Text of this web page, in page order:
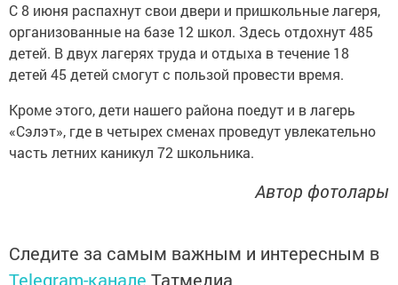
С 8 июня распахнут свои двери и пришкольные лагеря,
организованные на базе 12 школ. Здесь отдохнут 485
детей. В двух лагерях труда и отдыха в течение 18
детей 45 детей смогут с пользой провести время.
Кроме этого, дети нашего района поедут и в лагерь
«Сэлэт», где в четырех сменах проведут увлекательно
часть летних каникул 72 школьника.
Автор фотолары
Следите за самым важным и интересным в
Telegram-канале Татмедиа